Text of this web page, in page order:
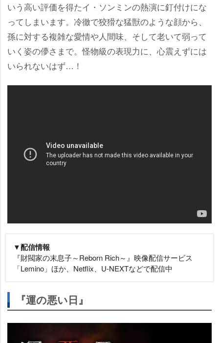
いう高い評価を得たイ・ソンミンの熱演に釘付けにな
ってしまいます。冷徹で狡猾な猛獣のような顔から、
孫に対する複雑な愛情や人間味、そして老いて弱って
いく姿の儚さまで。怪物級の表現力に、心震えずには
いられないはず…！
▼配信情報
『財閥家の末息子～Reborn Rich～』映像配信サービス
「Lemino」ほか、Netflix、U-NEXTなどで配信中
『運の悪い日』